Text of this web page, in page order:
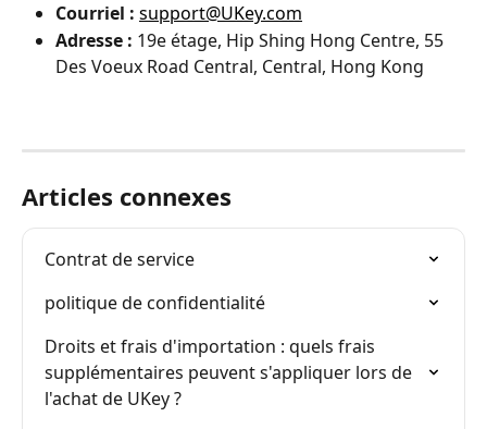
Courriel : support@UKey.com
Adresse : 19e étage, Hip Shing Hong Centre, 55
Des Voeux Road Central, Central, Hong Kong
Articles connexes
Contrat de service
politique de confidentialité
Droits et frais d'importation : quels frais
supplémentaires peuvent s'appliquer lors de
l'achat de UKey ?